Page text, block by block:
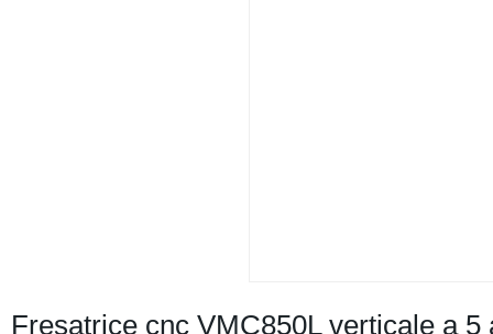
Fresatrice cnc VMC850L verticale a